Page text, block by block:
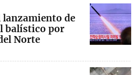
lanzamiento de
balístico por
Norte